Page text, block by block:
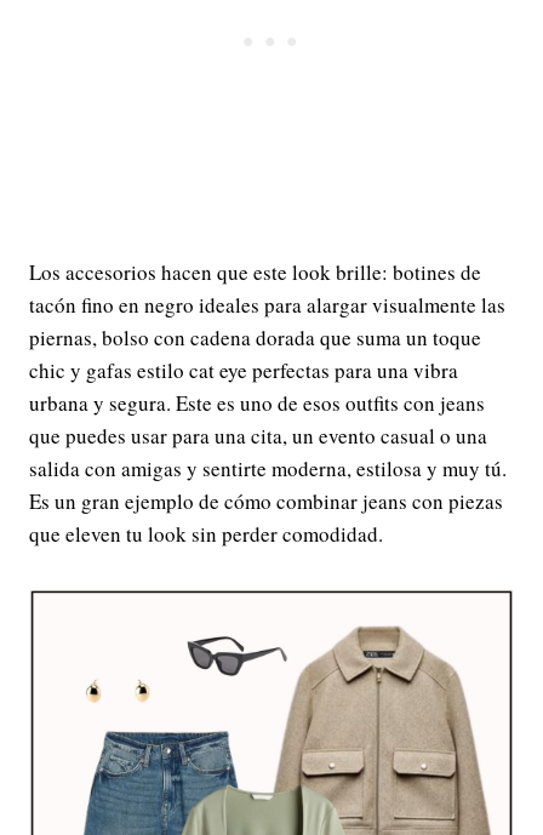
Los accesorios hacen que este look brille: botines de
tacón fino en negro ideales para alargar visualmente las
piernas, bolso con cadena dorada que suma un toque
chic y gafas estilo cat eye perfectas para una vibra
urbana y segura. Este es uno de esos outfits con jeans
que puedes usar para una cita, un evento casual o una
salida con amigas y sentirte moderna, estilosa y muy tú.
Es un gran ejemplo de cómo combinar jeans con piezas
que eleven tu look sin perder comodidad.